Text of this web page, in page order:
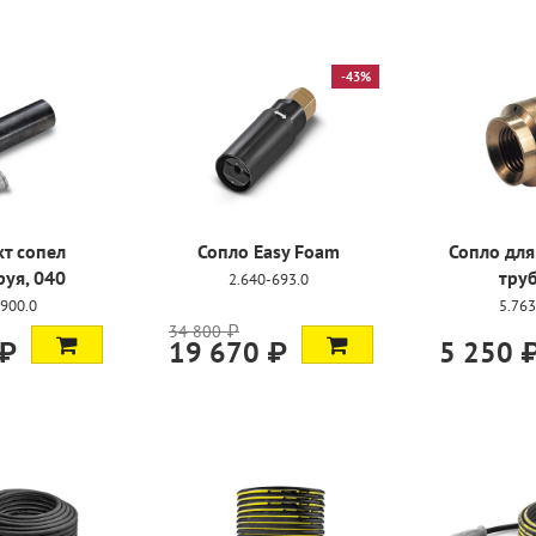
Сопло для промывки
труб, 055
5 250 ₽
Сопло для
труб,
5.763-
5 300 ₽